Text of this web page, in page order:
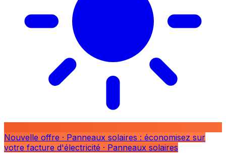
Nouvelle offre · Panneaux solaires : économisez sur
votre facture d'électricité · Panneaux solaires